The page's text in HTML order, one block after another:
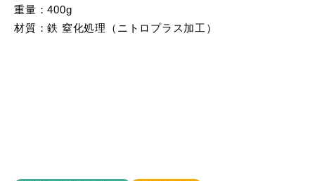
重量：400g
材質：鉄 窒化処理（ニトロプラス加工）